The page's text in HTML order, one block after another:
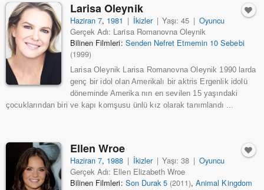
Larisa Oleynik
Haziran 7, 1981 | İkizler | Yaşı: 45 | Oyuncu
Gerçek Adı: Larisa Romanovna Oleynik
Bilinen Filmleri: Senden Nefret Etmemin 10 Sebebi
(1999)
Larisa Oleynik Larisa Romanovna Oleynik 1990 larda
genç bir idol olan Amerikalı bir aktris Ergenlik idolü
döneminde Amerika nın en sevilen 15 yaşındaki
çocuklarından biri ve kapı komşusu ünlü kız olarak tanımlandı ...
Ellen Wroe
Haziran 7, 1988 | İkizler | Yaşı: 38 | Oyuncu
Gerçek Adı: Ellen Elizabeth Wroe
Bilinen Filmleri: Son Durak 5 (2011),Animal Kingdom